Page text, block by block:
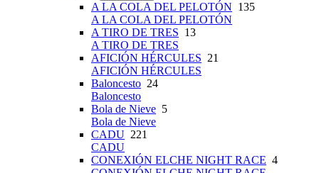
A LA COLA DEL PELOTÓN 135
A LA COLA DEL PELOTÓN
A TIRO DE TRES 13
A TIRO DE TRES
AFICIÓN HÉRCULES 21
AFICIÓN HÉRCULES
Baloncesto 24
Baloncesto
Bola de Nieve 5
Bola de Nieve
CADU 221
CADU
CONEXIÓN ELCHE NIGHT RACE 4